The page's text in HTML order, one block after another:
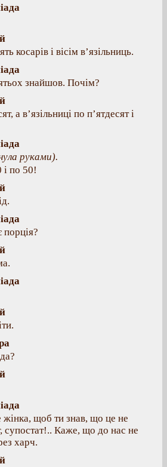
косарів і вісім в’язільниць.
знайшов. Почім?
а в’язільниці по п’ятдесят і
руками).
по 50!
порція?
жінка, щоб ти знав, що це не
супостат!.. Каже, що до нас не
харч.